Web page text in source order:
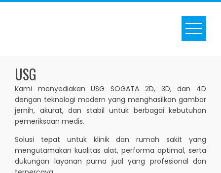
Skip
USG
Kami menyediakan USG SOGATA 2D, 3D, dan 4D
dengan teknologi modern yang menghasilkan gambar
jernih, akurat, dan stabil untuk berbagai kebutuhan
pemeriksaan medis.
Solusi tepat untuk klinik dan rumah sakit yang
mengutamakan kualitas alat, performa optimal, serta
dukungan layanan purna jual yang profesional dan